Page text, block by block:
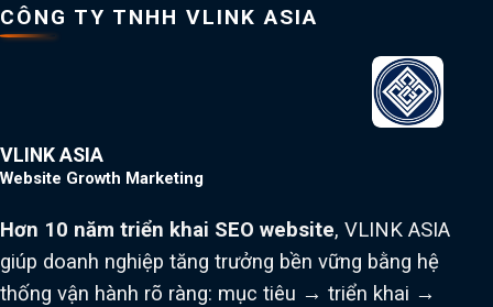
CÔNG TY TNHH VLINK ASIA
VLINK ASIA
Website Growth Marketing
Hơn 10 năm triển khai SEO website, VLINK ASIA
giúp doanh nghiệp tăng trưởng bền vững bằng hệ
thống vận hành rõ ràng: mục tiêu → triển khai →